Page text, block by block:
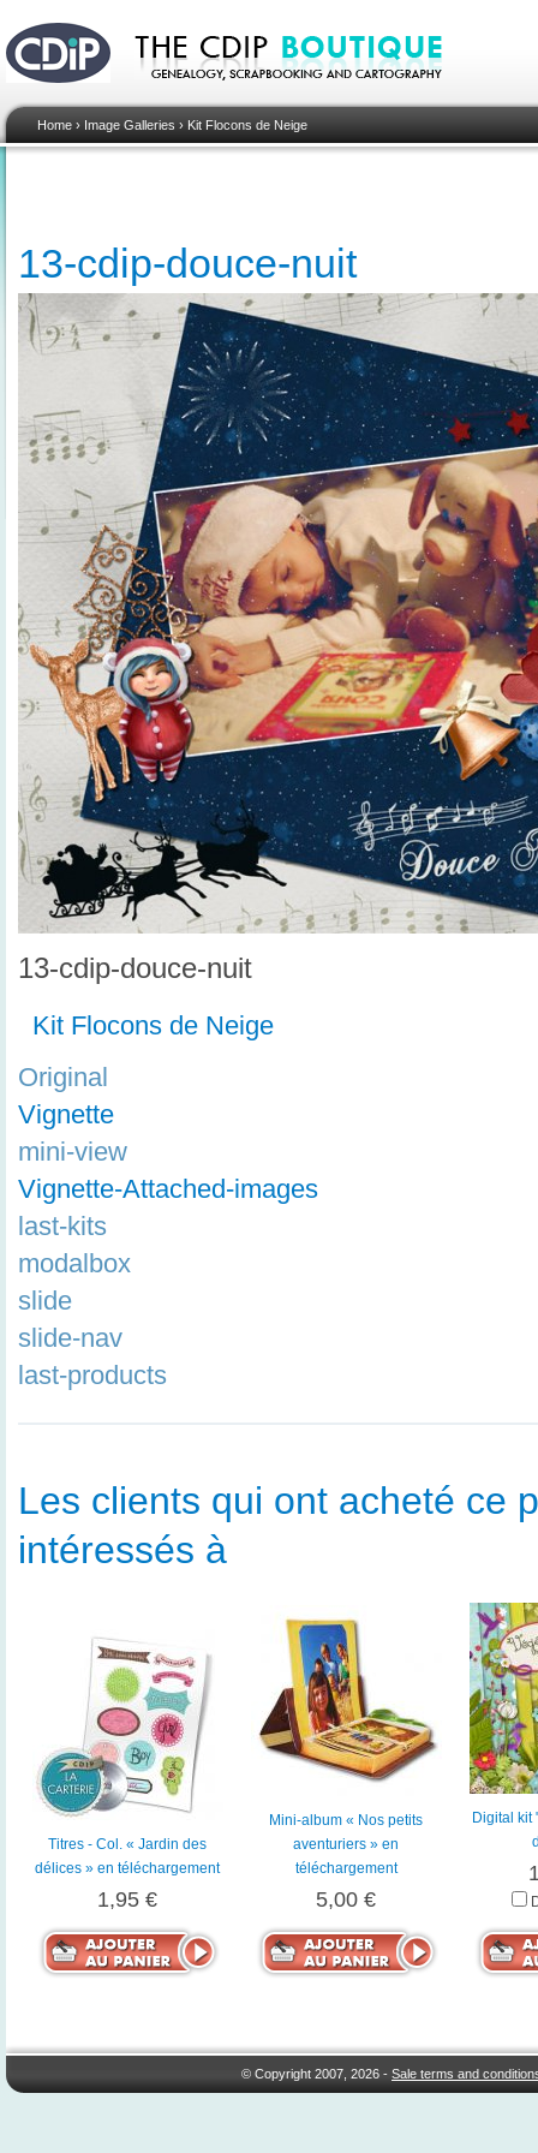
Home › Image Galleries › Kit Flocons de Neige
13-cdip-douce-nuit
13-cdip-douce-nuit
Kit Flocons de Neige
Original
Vignette
mini-view
Vignette-Attached-images
last-kits
modalbox
slide
slide-nav
last-products
Les clients qui ont acheté ce
intéressés à
Titres - Col. « Jardin des
délices » en téléchargement
1,95 €
Mini-album « Nos petits
aventuriers » en
téléchargement
5,00 €
Digital kit
© Copyright 2007, 2026 -Sale terms and